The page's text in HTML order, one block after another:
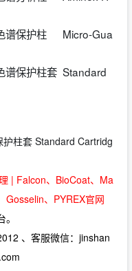
谱保护柱
Micro-Gua
谱保护柱套 Standard
柱套 Standard Cartridg
| Falcon、BioCoat、Ma
Gosselin、PYREX官网
、客服微信：jinshan